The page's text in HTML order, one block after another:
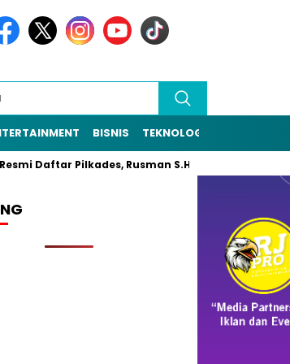
BISNIS TEKNOLOGI
Daftar Pilkades, Rusman S.H Diantar Sekitar